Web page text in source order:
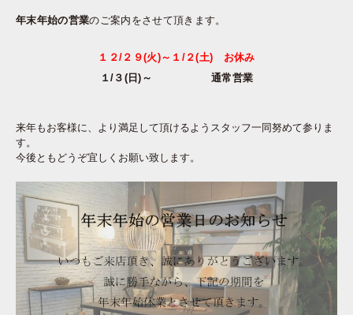
年末年始の営業のご案内をさせて頂きます。
１２/２９(火)～１/２(土) お休み
１/３(日)～ 通常営業
来年もお客様に、より満足して頂けるようスタッフ一同努めて参りま
す。
今後ともどうぞ宜しくお願い致します。